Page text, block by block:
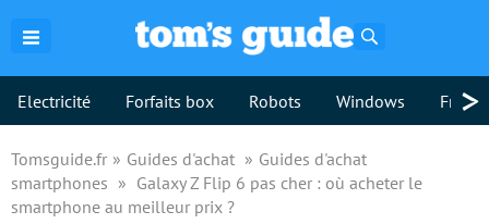
Electricité Forfaits box Robots Windows >
Tomsguide.fr Guides d'achat
Guides d'achat
smartphones
Galaxy Z Flip 6 pas cher : où acheter le
smartphone au meilleur prix ?